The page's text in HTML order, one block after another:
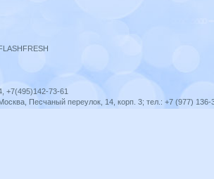
+7(495)142-73-61
Песчаный переулок, 14, корп. 3; тел.: +7 (977) 136-